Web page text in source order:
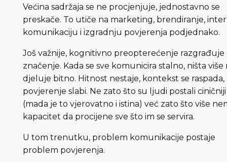
Većina sadržaja se ne procjenjuje, jednostavno se
preskače. To utiče na marketing, brendiranje,
komunikaciju i izgradnju povjerenja podjednako.
Još važnije, kognitivno preopterećenje razgrađuje
značenje. Kada se sve komunicira stalno, ništa više
djeluje bitno. Hitnost nestaje, kontekst se raspada,
povjerenje slabi. Ne zato što su ljudi postali ciničniji
(mada je to vjerovatno i istina) već zato što više
kapacitet da procijene sve što im se servira.
U tom trenutku, problem komunikacije postaje
problem povjerenja.